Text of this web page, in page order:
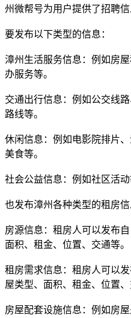
州微帮号为用户提供了招聘
要发布以下类型的信息：
漳州生活服务信息：例如房
办服务等。
交通出行信息：例如公交线
路线等。
休闲信息：例如电影院排片
美食等。
社会公益信息：例如社区活动
也发布漳州各种类型的租房
房源信息：租房人可以发布
面积、租金、位置、交通等。
租房需求信息：租房人可以
屋类型、面积、租金、位置、
房屋配套设施信息：例如房